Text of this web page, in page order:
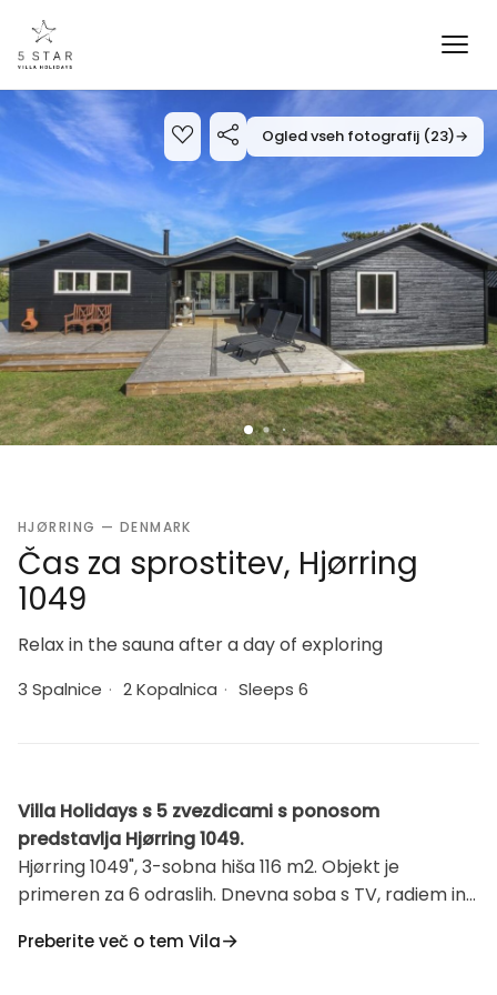
Ogled vseh fotografij (23)→
HJØRRING — DENMARK
Čas za sprostitev, Hjørring
1049
Relax in the sauna after a day of exploring
3 Spalnice · 2 Kopalnica · Sleeps 6
Villa Holidays s 5 zvezdicami s ponosom
predstavlja Hjørring 1049.
Hjørring 1049", 3-sobna hiša 116 m2. Objekt je
primeren za 6 odraslih. Dnevna soba s TV, radiem in
zakonsko posteljo. 1 soba z 1 zakonsko posteljo.
Preberite več o tem Vila